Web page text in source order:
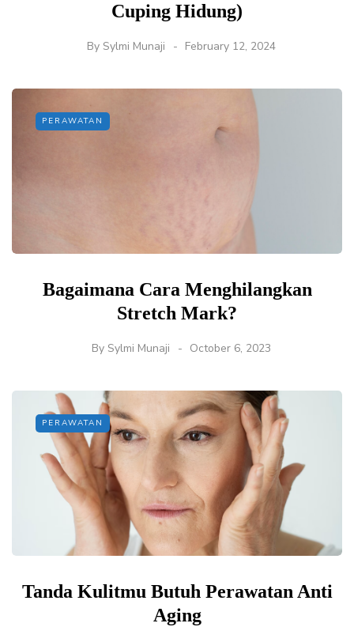
Cuping Hidung)
By Sylmi Munaji February 12, 2024
PERAWATAN
Bagaimana Cara Menghilangkan
Stretch Mark?
By Sylmi Munaji October 6, 2023
PERAWATAN
Tanda Kulitmu Butuh Perawatan Anti
Aging